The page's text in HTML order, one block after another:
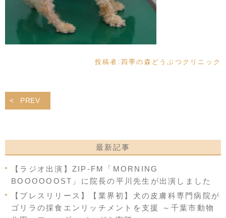
投稿者: 四季の森どうぶつクリニック
PREV
最新記事
【ラジオ出演】ZIP-FM「MORNING
BOOOOOOST」に院長の平川先生が出演しました
【プレスリリース】【業界初】犬の皮膚科専門病院が
ゴリラの採食エンリッチメントを支援 ～千葉市動物